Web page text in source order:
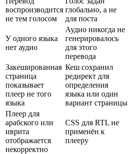
воспроизводится
не тем голосом
глобально, а не
для поста
У одного языка
нет аудио
Аудио никогда не
генерировалось
для этого
перевода
Закешированная
страница
показывает
плеер не того
языка
Кеш сохранил
редирект для
определения
языка или один
вариант страницы
Плеер для
арабского или
иврита
отображается
некорректно
CSS для RTL не
применён к
плееру